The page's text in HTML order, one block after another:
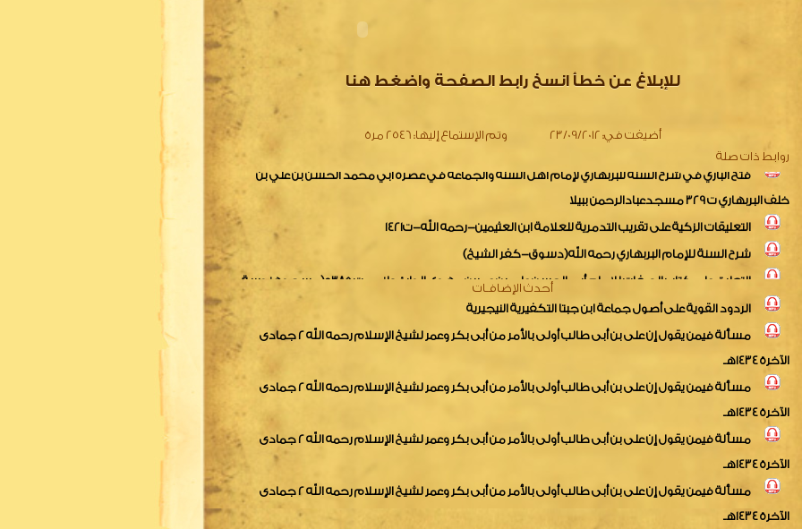
للإبلاغ عن خطأ انسخ رابط الصفحة واضغط هنا
أضيفت في: 23/09/2012 وتم الإستماع إليها: 2546 مرة
روابط ذات صلة
سعيد عثمان بن سعيد الدارمي*رحمه الله*في نيل دمياط مقابل قرية طبل
فتح الباري في شرح السنة للبربهاري لإمام أهل السنة والجماعة في عصره أبي محمد الحسن بن علي بن
شرح السنة للإمام البربهاري رحمه الله(دسوق-كفر الشيخ)
التعليق علي كتاب الصفات للإمام أبي الحسن علي بن عمربن مهدي الدارقطني-ت 385ه(مسجدهندسة
الري ببيلا)
التعليق علي رسالة إلي أهل البحرين في رؤية الكفار ربهم -للإمام الحافظ العلم المجدد أبو العباس
أحمد بن تيمية الحراني الدمشقي(مسجدهندسة الري ببيلا)
أحدث الإضافـات
الردود القوية على أصول جماعة ابن جبتا التكفيرية النيجيرية
مسألة فيمن يقول إن على بن أبى طالب أولى بالأمر من أبى بكر وعمر لشيخ الإسلام رحمه الله 2 جمادى
الآخرة 1434هـ
مسألة فيمن يقول إن على بن أبى طالب أولى بالأمر من أبى بكر وعمر لشيخ الإسلام رحمه الله 2 جمادى
الآخرة 1434هـ
مسألة فيمن يقول إن على بن أبى طالب أولى بالأمر من أبى بكر وعمر لشيخ الإسلام رحمه الله 2 جمادى
الآخرة 1434هـ
مسألة فيمن يقول إن على بن أبى طالب أولى بالأمر من أبى بكر وعمر لشيخ الإسلام رحمه الله 2 جمادى
الآخرة 1434هـ